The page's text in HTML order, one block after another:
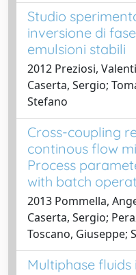
Studio
inversione di
emulsioni stabili
2012 Preziosi,
Caserta, Sergio;
Stefano
Cross-coupling
continous flow
Process
with batch
2013 Pommella,
Caserta, Sergio;
Toscano, Giuseppe;
Multiphase